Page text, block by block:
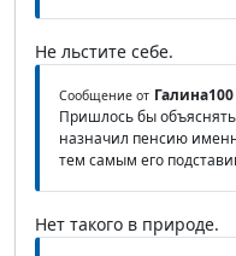
Не льстите себе.
Сообщение от Галина100
Пришлось бы
назначил пенсию
тем самым его
Нет такого в природе.